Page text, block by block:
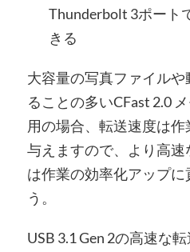
Thunderbolt 3ポート
きる
大容量の写真ファイル
ることの多いCFast 2.0
用の場合、転送速度は
与えますので、より高速
は作業の効率化アップに
う。
USB 3.1 Gen 2の高速な